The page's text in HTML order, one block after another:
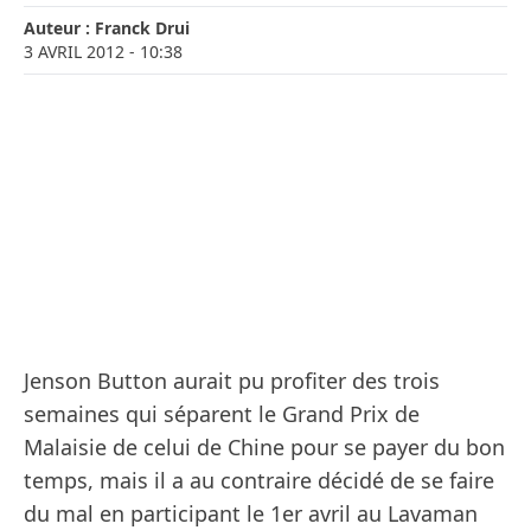
Auteur : Franck Drui
3 AVRIL 2012 - 10:38
Jenson Button aurait pu profiter des trois
semaines qui séparent le Grand Prix de
Malaisie de celui de Chine pour se payer du bon
temps, mais il a au contraire décidé de se faire
du mal en participant le 1er avril au Lavaman